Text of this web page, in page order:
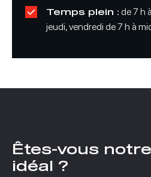
Temps plein : de 7 h
jeudi, vendredi de 7 h à
Êtes-vous
idéal ?